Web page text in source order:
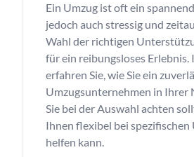
Ein Umzug ist oft ein
jedoch auch stressig und
Wahl der richtigen
für ein reibungsloses Erlebnis.
erfahren Sie, wie Sie ein
Umzugsunternehmen in Ihrer
Sie bei der Auswahl achten
Ihnen flexibel bei
helfen kann.